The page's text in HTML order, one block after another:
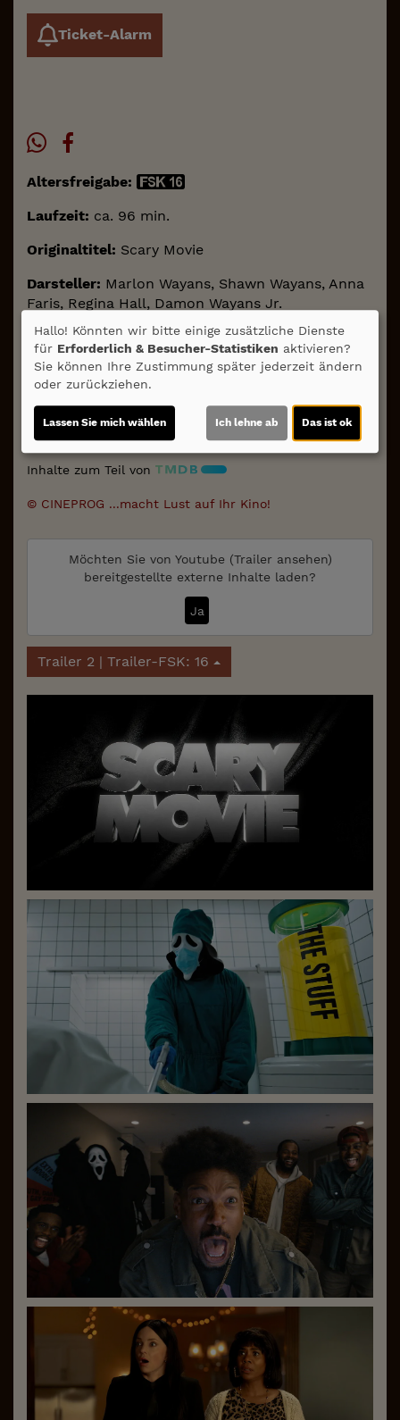
Ticket-Alarm
Altersfreigabe:
Laufzeit: ca. 96 min.
Originaltitel: Scary Movie
Darsteller: Marlon Wayans, Shawn Wayans, Anna
Faris, Regina Hall, Damon Wayans Jr.
Regie: Michael Tiddes Drehbuch: Shawn Wayans,
Marlon Wayans, Keenen Ivory Wayans, Rick
Alvarez, Craig Wayans Kamera:Terry Stacey;
Genre:
Komödie, Horror Land: USA 2026
Verleih:
Sony/Paramount
Inhalte zum Teil von
© CINEPROG ...macht Lust auf Ihr Kino!
Möchten Sie von Youtube (Trailer ansehen)
bereitgestellte externe Inhalte laden?
Ja
Trailer 2 | Trailer-FSK: 16
Hallo! Könnten wir bitte einige zusätzliche Dienste
für Erforderlich & Besucher-Statistiken aktivieren?
Sie können Ihre Zustimmung später jederzeit ändern
oder zurückziehen.
Lassen Sie mich wählen Ich lehne ab Das ist ok